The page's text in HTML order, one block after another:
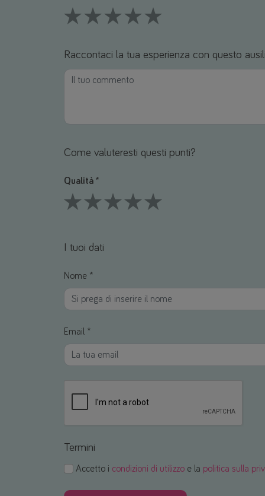
Raccontaci la tua esperienza con questo
Come valuteresti questi punti?
Qualità *
I tuoi dati
Nome *
Email *
Termini
Accetto i condizioni di utilizzo e la politica sulla